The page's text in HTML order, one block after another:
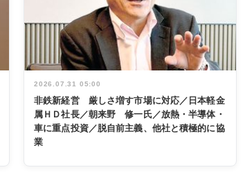
2026.07.31 05:00
非鉄新経営 厳しさ増す市場に対応／日本軽金
属ＨＤ社長／朝来野 修一氏／放熱・半導体・
車に重点投資／脱自前主義、他社と積極的に協
業